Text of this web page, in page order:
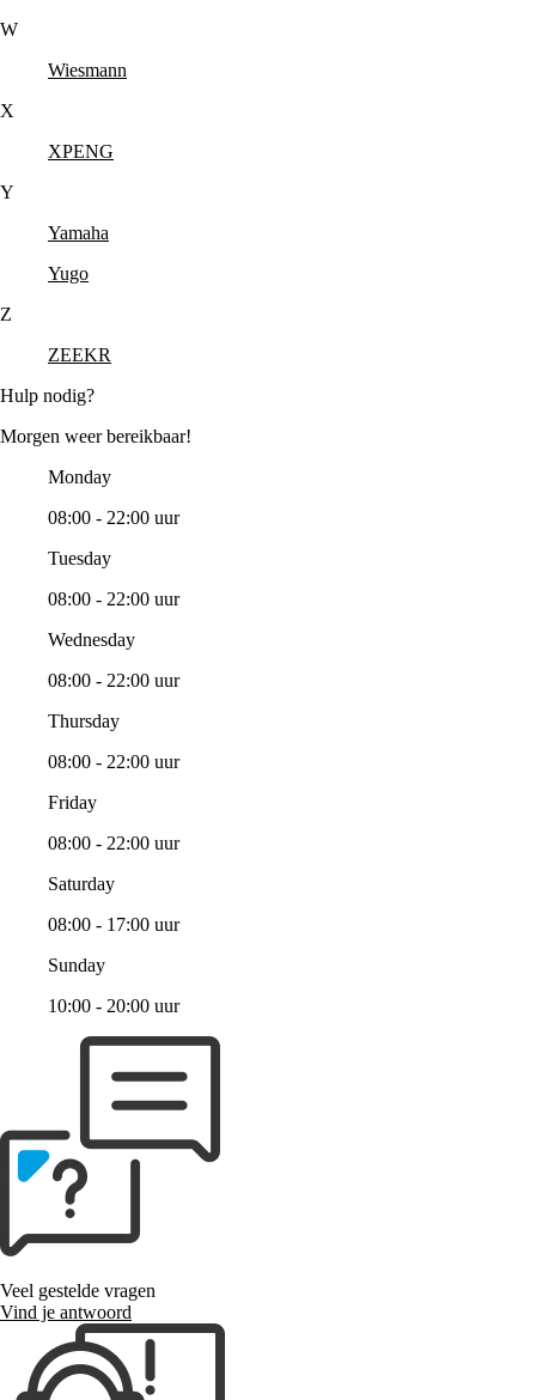
W
Wiesmann
X
XPENG
Y
Yamaha
Yugo
Z
ZEEKR
Hulp nodig?
Morgen weer bereikbaar!
Monday
08:00 - 22:00 uur
Tuesday
08:00 - 22:00 uur
Wednesday
08:00 - 22:00 uur
Thursday
08:00 - 22:00 uur
Friday
08:00 - 22:00 uur
Saturday
08:00 - 17:00 uur
Sunday
10:00 - 20:00 uur
Veel gestelde vragen
Vind je antwoord